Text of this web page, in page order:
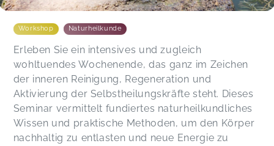
Workshop Naturheilkunde
Erleben Sie ein intensives und zugleich
wohltuendes Wochenende, das ganz im Zeichen
der inneren Reinigung, Regeneration und
Aktivierung der Selbstheilungskräfte steht. Dieses
Seminar vermittelt fundiertes naturheilkundliches
Wissen und praktische Methoden, um den Körper
nachhaltig zu entlasten und neue Energie zu